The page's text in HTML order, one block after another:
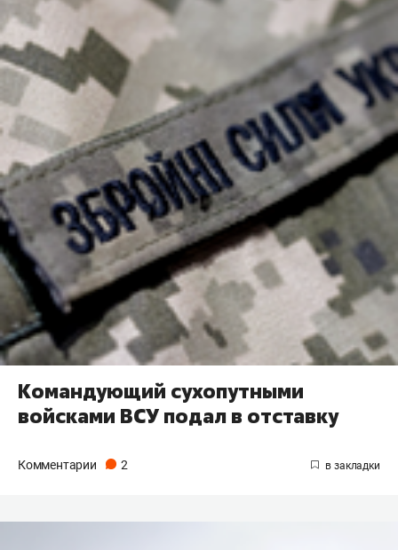
Командующий сухопутными
войсками ВСУ подал в отставку
Комментарии 2